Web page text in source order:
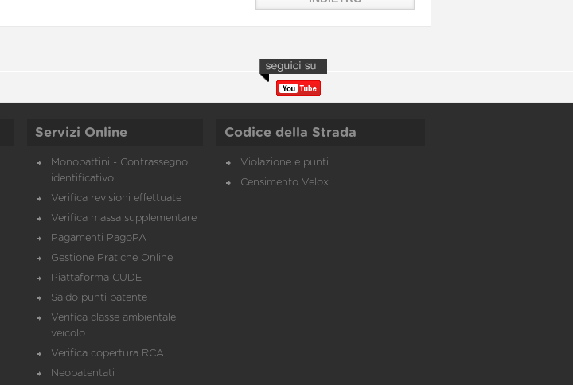
Servizi Online
Monopattini - Contrassegno
identificativo
Verifica revisioni effettuate
Verifica massa supplementare
Pagamenti PagoPA
Gestione Pratiche Online
Piattaforma CUDE
Saldo punti patente
Verifica classe ambientale
veicolo
Verifica copertura RCA
Neopatentati
Codice della Strada
Violazione e punti
Censimento Velox